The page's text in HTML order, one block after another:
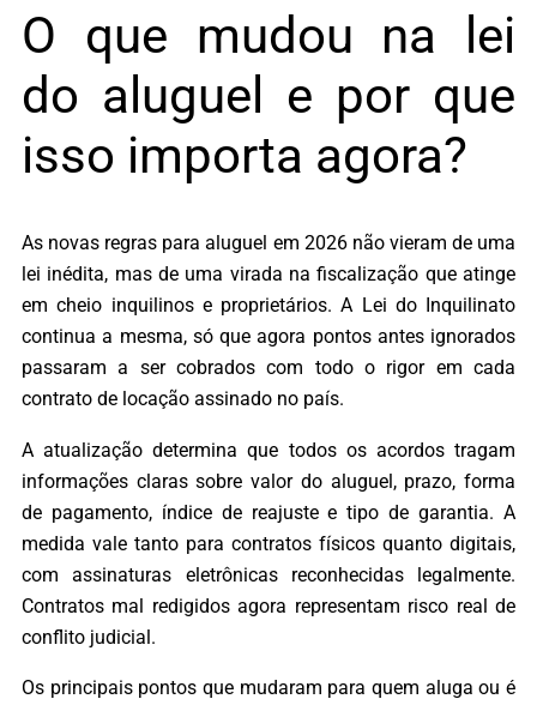
O que mudou na lei
do aluguel e por que
isso importa agora?
As novas regras para aluguel em 2026 não vieram de uma
lei inédita, mas de uma virada na fiscalização que atinge
em cheio inquilinos e proprietários. A Lei do Inquilinato
continua a mesma, só que agora pontos antes ignorados
passaram a ser cobrados com todo o rigor em cada
contrato de locação assinado no país.
A atualização determina que todos os acordos tragam
informações claras sobre valor do aluguel, prazo, forma
de pagamento, índice de reajuste e tipo de garantia. A
medida vale tanto para contratos físicos quanto digitais,
com assinaturas eletrônicas reconhecidas legalmente.
Contratos mal redigidos agora representam risco real de
conflito judicial.
Os principais pontos que mudaram para quem aluga ou é